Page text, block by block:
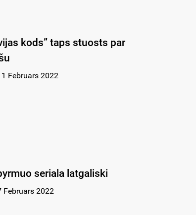
kods” taps stuosts par
Februars 2022
seriala latgaliski
Februars 2022